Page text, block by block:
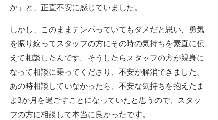
か」と、正直不安に感じていました。
しかし、このままテンパっていてもダメだと思い、勇気
を振り絞ってスタッフの方にその時の気持ちを素直に伝
えて相談したんです。そうしたらスタッフの方が親身に
なって相談に乗ってくださり、不安が解消できました。
あの時相談していなかったら、不安な気持ちを抱えたま
ま3か月を過ごすことになっていたと思うので、スタッ
フの方に相談して本当に良かったです。